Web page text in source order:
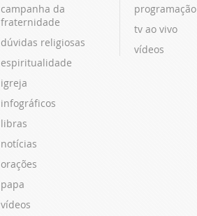
campanha da
fraternidade
dúvidas religiosas
espiritualidade
igreja
infográficos
libras
notícias
orações
papa
vídeos
programação
tv ao vivo
vídeos